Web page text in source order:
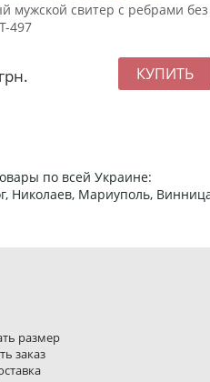
мужской свитер с ребрами без
497
грн.
по всей Украине:
Николаев, Мариуполь,
размер
заказ